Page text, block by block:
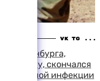
Бранденбурга,
в Африку, скончался
инфекции